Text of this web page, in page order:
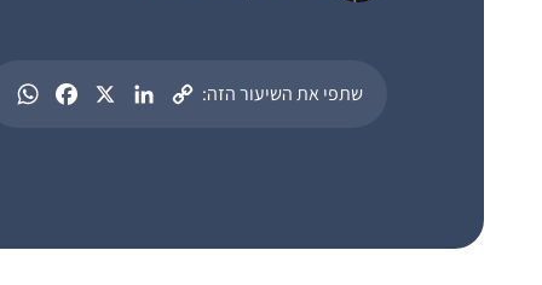
שתפי את השיעור הזה: